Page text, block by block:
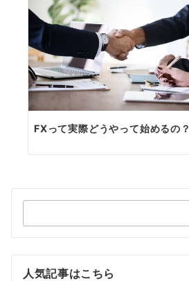
FXって実際どうやって始めるの？
索：
人気記事はこちら